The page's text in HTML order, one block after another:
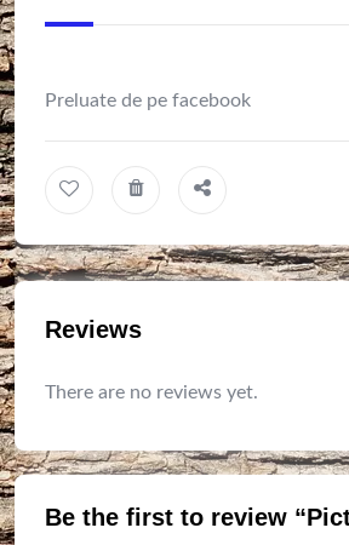
Preluate de pe facebook
Reviews
There are no reviews yet.
Be the first to review